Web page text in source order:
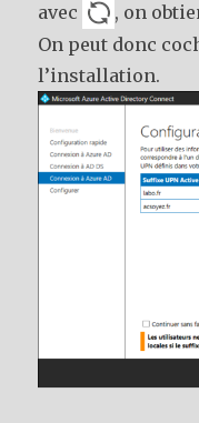
avec
, on
On peut donc
l’installation.